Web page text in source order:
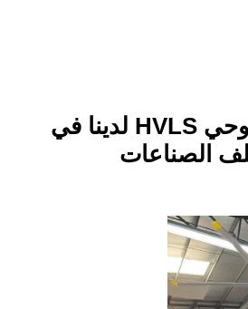
تطبيقات مروحي HVLS لدينا في